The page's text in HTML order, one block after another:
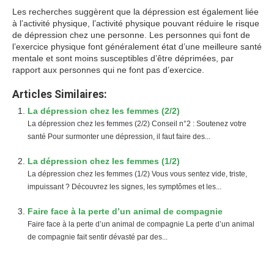
Les recherches suggèrent que la dépression est également liée
à l’activité physique, l’activité physique pouvant réduire le risque
de dépression chez une personne. Les personnes qui font de
l’exercice physique font généralement état d’une meilleure santé
mentale et sont moins susceptibles d’être déprimées, par
rapport aux personnes qui ne font pas d’exercice.
Articles Similaires:
La dépression chez les femmes (2/2)
La dépression chez les femmes (2/2) Conseil n°2 : Soutenez votre
santé Pour surmonter une dépression, il faut faire des...
La dépression chez les femmes (1/2)
La dépression chez les femmes (1/2) Vous vous sentez vide, triste,
impuissant ? Découvrez les signes, les symptômes et les...
Faire face à la perte d’un animal de compagnie
Faire face à la perte d’un animal de compagnie La perte d’un animal
de compagnie fait sentir dévasté par des...